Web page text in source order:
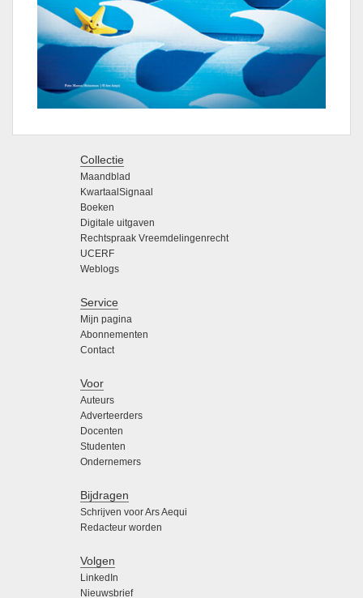
Collectie
Maandblad
KwartaalSignaal
Boeken
Digitale uitgaven
Rechtspraak Vreemdelingenrecht
UCERF
Weblogs
Service
Mijn pagina
Abonnementen
Contact
Voor
Auteurs
Adverteerders
Docenten
Studenten
Ondernemers
Bijdragen
Schrijven voor Ars Aequi
Redacteur worden
Volgen
LinkedIn
Nieuwsbrief